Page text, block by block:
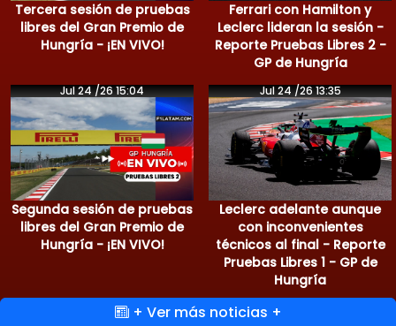
Tercera sesión de pruebas
libres del Gran Premio de
Hungría - ¡EN VIVO!
Ferrari con Hamilton y
Leclerc lideran la sesión -
Reporte Pruebas Libres 2 -
GP de Hungría
Jul 24 /26 15:04
Segunda sesión de pruebas
libres del Gran Premio de
Hungría - ¡EN VIVO!
Jul 24 /26 13:35
Leclerc adelante aunque
con inconvenientes
técnicos al final - Reporte
Pruebas Libres 1 - GP de
Hungría
+ Ver más noticias +